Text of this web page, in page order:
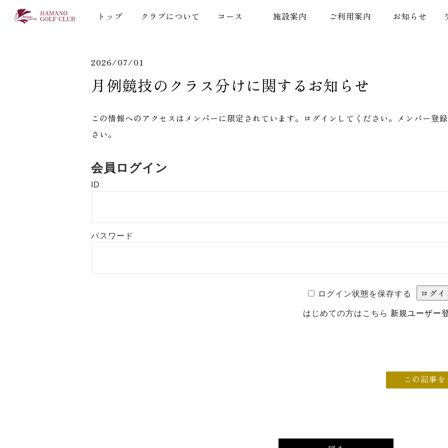
トップ クラブについて コース 施設案内 ご利用案内 お知らせ
2026/07/01
月例競技のクラス分けに関するお知らせ
この情報へのアクセスはメンバーに限定されています。ログインしてください。メンバー登
さい。
会員ログイン
ID
パスワード
ログイン状態を保存する
はじめての方はこちら 新規ユーザー
この記事